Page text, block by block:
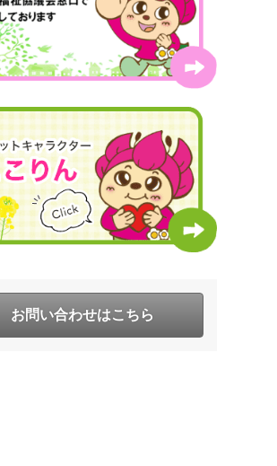
お問い合わせはこちら